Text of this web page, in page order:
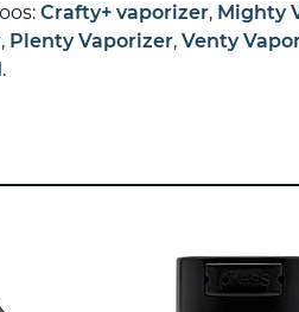
Crafty+ vaporizer, Mighty
, Plenty Vaporizer, Venty
.